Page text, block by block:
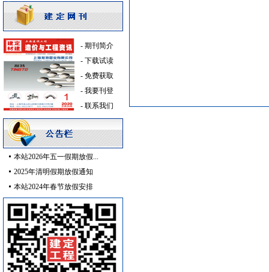
高级地砖
消防工程 [采购中]
火灾自动报警系统
门窗玻璃 [采购中]
仪器仪表 [采购中]
火灾自动报警系统
油漆涂料 [采购中]
陶瓷制品油漆涂料
消防火警
墙地面砖
门窗玻璃 [采购中]
滤毒式排风 [采购中]
电梯 [采购中]
油漆涂料
[采购中]
变频给水设备 [采购中]
稳压泵 [采购中]
人防给排水 [采购中]
水泵
[采购中]
- 期刊简介
- 下载试读
- 免费获取
- 我要刊登
- 联系我们
本站2026年五一假期放假...
2025年清明假期放假通知
本站2024年春节放假安排